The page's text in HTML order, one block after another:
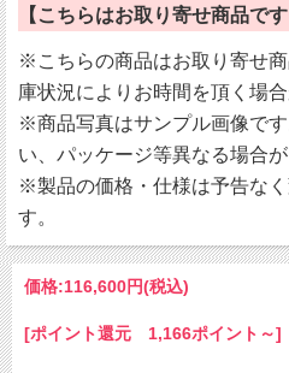
【こちらはお取り寄せ商品です
※こちらの商品はお取り寄せ
庫状況によりお時間を頂く場合
※商品写真はサンプル画像で
い、パッケージ等異なる場合が
※製品の価格・仕様は予告な
す。
価格:116,600円(税込)
[ポイント還元 1,166ポイント～]